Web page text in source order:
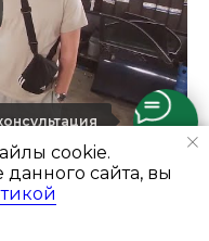
cookie.
сайта, вы
ремонта Audi